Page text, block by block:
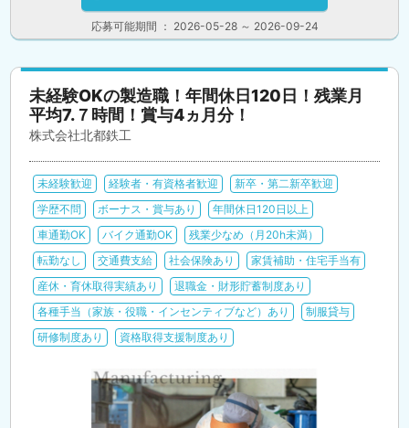
応募可能期間 ： 2026-05-28 ～ 2026-09-24
未経験OKの製造職！年間休日120日！残業月
平均7.７時間！賞与4ヵ月分！
株式会社北都鉄工
未経験歓迎 経験者・有資格者歓迎
新卒・第二新卒歓迎
学歴不問
ボーナス・賞与あり
年間休日120日以上
車通勤OK
バイク通勤OK
残業少なめ（月20h未満）
転勤なし
交通費支給 社会保険あり
家賃補助・住宅手当有
産休・育休取得実績あり
退職金・財形貯蓄制度あり
各種手当（家族・役職・インセンティブなど）あり
制服貸与
研修制度あり
資格取得支援制度あり